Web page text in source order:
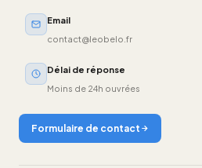
Email
contact@leobelo.fr
Délai de réponse
Moins de 24h ouvrées
Formulaire de contact